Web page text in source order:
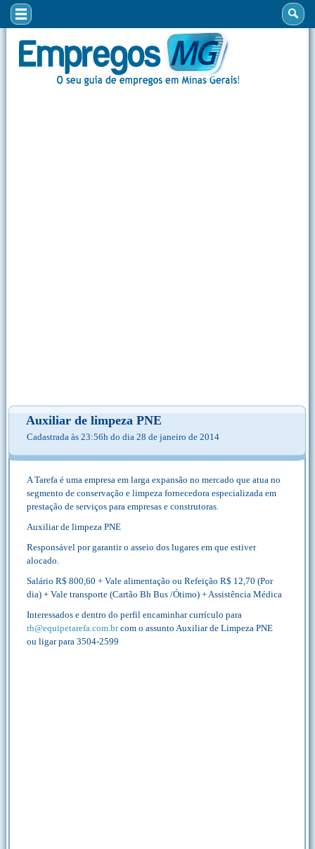
Auxiliar de limpeza PNE
Cadastrada às 23:56h do dia 28 de janeiro de 2014
A Tarefa é uma empresa em larga expansão no mercado que atua no
segmento de conservação e limpeza fornecedora especializada em
prestação de serviços para empresas e construtoras.
Auxiliar de limpeza PNE
Responsável por garantir o asseio dos lugares em que estiver
alocado.
Salário R$ 800,60 + Vale alimentação ou Refeição R$ 12,70 (Por
dia) + Vale transporte (Cartão Bh Bus /Ótimo) + Assistência Médica
Interessados e dentro do perfil encaminhar currículo para
rh@equipetarefa.com.brcom o assunto Auxiliar de Limpeza PNE
ou ligar para 3504-2599